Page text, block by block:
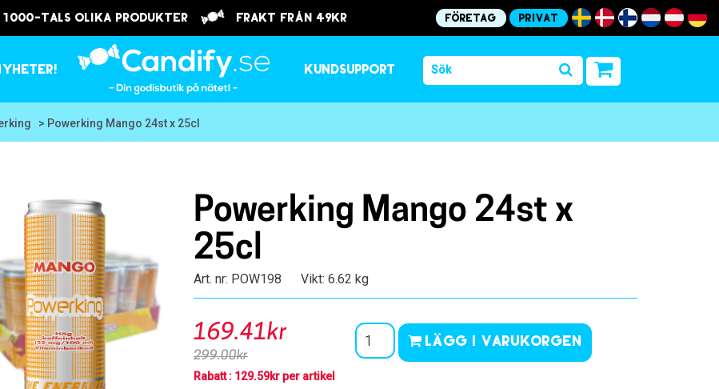
tals olika produkter frakt från 49kr Företag Privat
Kundsupport
> Powerking Mango 24st x 25cl
Powerking Mango 24st x
25cl
Art. nr: POW198 Vikt: 6.62 kg
169.41kr
299.00kr
Rabatt : 129.59kr per artikel
Lägg i varukorgen